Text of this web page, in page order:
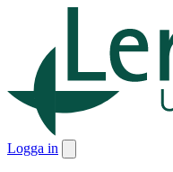
Logga in